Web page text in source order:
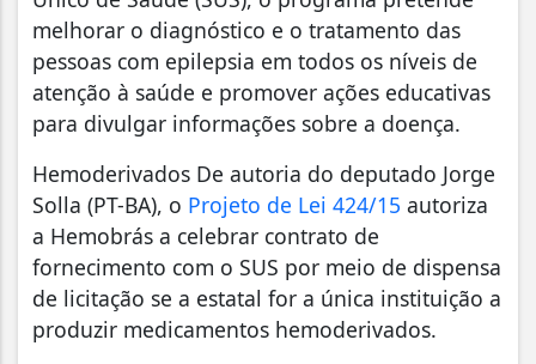
melhorar o diagnóstico e o tratamento das
pessoas com epilepsia em todos os níveis de
atenção à saúde e promover ações educativas
para divulgar informações sobre a doença.
Hemoderivados De autoria do deputado Jorge
Solla (PT-BA), o Projeto de Lei 424/15 autoriza
a Hemobrás a celebrar contrato de
fornecimento com o SUS por meio de dispensa
de licitação se a estatal for a única instituição a
produzir medicamentos hemoderivados.